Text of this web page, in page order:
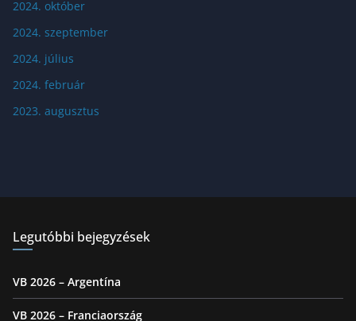
2024. október
2024. szeptember
2024. július
2024. február
2023. augusztus
Legutóbbi bejegyzések
VB 2026 – Argentína
VB 2026 – Franciaország